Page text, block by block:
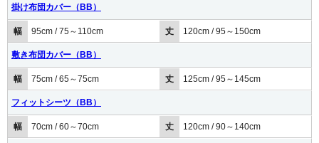
掛け布団カバー（BB）
幅 95cm / 75～110cm 丈 120cm / 95～150cm
敷き布団カバー（BB）
幅 75cm / 65～75cm 丈 125cm / 95～145cm
フィットシーツ（BB）
幅 70cm / 60～70cm 丈 120cm / 90～140cm